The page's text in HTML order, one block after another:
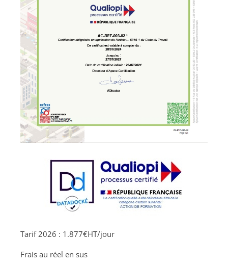
Tarif 2026 : 1.877€HT/jour
Frais au réel en sus